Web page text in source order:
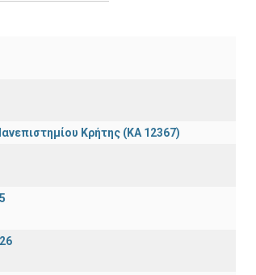
Κρήτης (ΚΑ 12367)